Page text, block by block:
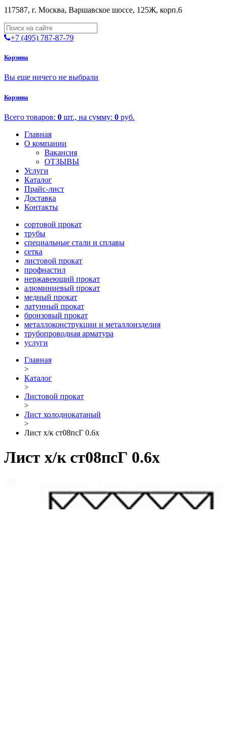
117587, г. Москва, Варшавское шоссе, 125Ж, корп.6
+7 (495) 787-87-79
Корзина
Вы еще ничего не выбрали
Корзина
Всего товаров: 0 шт., на сумму: 0 руб.
Главная
О компании
Вакансия
ОТЗЫВЫ
Услуги
Каталог
Прайс-лист
Доставка
Контакты
сортовой прокат
трубы
специальные стали и сплавы
сетка
листовой прокат
профнастил
нержавеющий прокат
алюминиевый прокат
медный прокат
латунный прокат
бронзовый прокат
металлоконструкции и металлоизделия
трубопроводная арматура
услуги
Главная
>
Каталог
>
Листовой прокат
>
Лист холоднокатаный
>
Лист х/к ст08псГ 0.6х
Лист х/к ст08псГ 0.6х